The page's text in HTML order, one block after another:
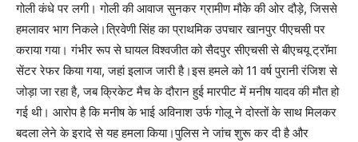
गोली कंधे पर लगी। गोली की आवाज सुनकर ग्रामीण मौके की ओर दौड़े, जिससे
हमलावर भाग निकले।त्रिवेणी सिंह का प्राथमिक उपचार खानपुर पीएचसी पर
कराया गया। गंभीर रूप से घायल विश्वजीत को सैदपुर सीएचसी से बीएचयू ट्रॉमा
सेंटर रेफर किया गया, जहां इलाज जारी है।इस हमले को 11 वर्ष पुरानी रंजिश से
जोड़ा जा रहा है, जब क्रिकेट मैच के दौरान हुई मारपीट में मनीष यादव की मौत हो
गई थी। आरोप है कि मनीष के भाई अविनाश उर्फ गोलू ने दोस्तों के साथ मिलकर
बदला लेने के इरादे से यह हमला किया।पुलिस ने जांच शुरू कर दी है और